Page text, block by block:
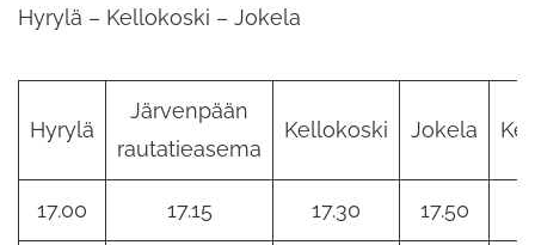
Hyrylä – Kellokoski – Jokela
Hyrylä
Järvenpään
rautatieasema
Kellokoski Jokela
17.00 17.15 17.30 17.50